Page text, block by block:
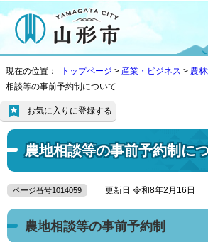
現在の位置： トップページ > 産業・ビジネス > 農
相談等の事前予約制について
農地相談等の事前予約制に
お気に入りに登録する
ページ番号1014059 更新日 令和8年2月16日
農地相談等の事前予約制